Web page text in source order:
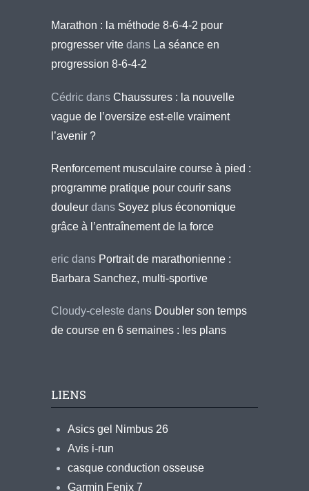
Marathon : la méthode 8-6-4-2 pour
progresser vite dans La séance en
progression 8-6-4-2
Cédric dans Chaussures : la nouvelle
vague de l’oversize est-elle vraiment
l’avenir ?
Renforcement musculaire course à pied :
programme pratique pour courir sans
douleur dans Soyez plus économique
grâce à l’entraînement de la force
eric dans Portrait de marathonienne :
Barbara Sanchez, multi-sportive
Cloudy-celeste dans Doubler son temps
de course en 6 semaines : les plans
LIENS
Asics gel Nimbus 26
Avis i-run
casque conduction osseuse
Garmin Fenix 7